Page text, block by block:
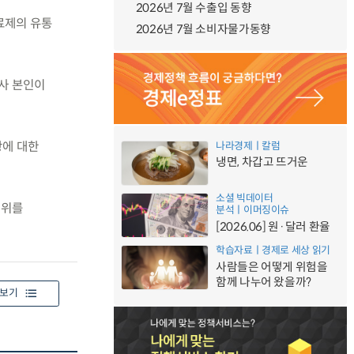
제의 유통
본인이
에 대한
를
기
2026년 7월 수출입 동향
2026년 7월 소비자물가동향
나라경제ㅣ칼럼
냉면, 차갑고 뜨거운
소셜 빅데이터
분석ㅣ이머징이슈
[2026.06] 원·달러 환율
학습자료ㅣ경제로 세상 읽기
사람들은 어떻게 위험을
함께 나누어 왔을까?